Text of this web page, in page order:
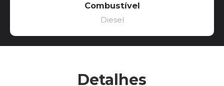
Combustível
Diesel
Detalhes